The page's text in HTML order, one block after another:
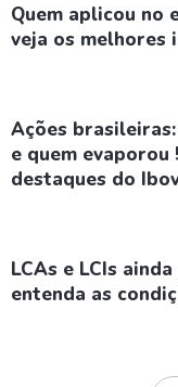
Quem aplicou no
veja os melhores
Ações
e quem evaporou
destaques do
LCAs e LCIs
entenda as